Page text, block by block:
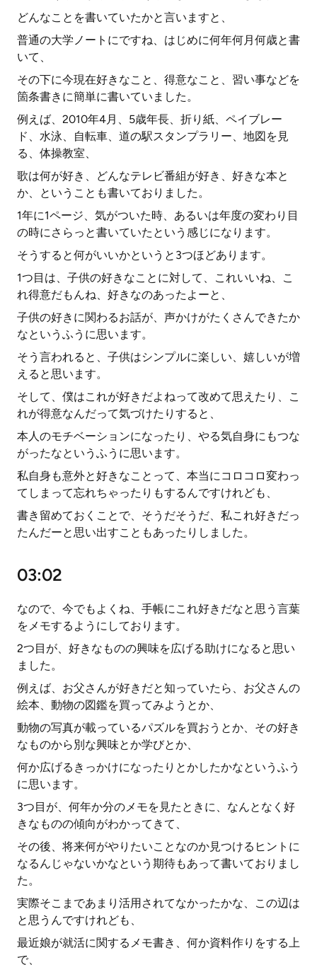
どんなことを書いていたかと言いますと、
普通の大学ノートにですね、はじめに何年何月何歳と書
いて、
その下に今現在好きなこと、得意なこと、習い事などを
箇条書きに簡単に書いていました。
例えば、2010年4月、5歳年長、折り紙、ペイブレー
ド、水泳、自転車、道の駅スタンプラリー、地図を見
る、体操教室、
歌は何が好き、どんなテレビ番組が好き、好きな本と
か、ということも書いておりました。
1年に1ページ、気がついた時、あるいは年度の変わり目
の時にさらっと書いていたという感じになります。
そうすると何がいいかというと3つほどあります。
1つ目は、子供の好きなことに対して、これいいね、こ
れ得意だもんね、好きなのあったよーと、
子供の好きに関わるお話が、声かけがたくさんできたか
なというふうに思います。
そう言われると、子供はシンプルに楽しい、嬉しいが増
えると思います。
そして、僕はこれが好きだよねって改めて思えたり、こ
れが得意なんだって気づけたりすると、
本人のモチベーションになったり、やる気自身にもつな
がったなというふうに思います。
私自身も意外と好きなことって、本当にコロコロ変わっ
てしまって忘れちゃったりもするんですけれども、
書き留めておくことで、そうだそうだ、私これ好きだっ
たんだーと思い出すこともあったりしました。
03:02
なので、今でもよくね、手帳にこれ好きだなと思う言葉
をメモするようにしております。
2つ目が、好きなものの興味を広げる助けになると思い
ました。
例えば、お父さんが好きだと知っていたら、お父さんの
絵本、動物の図鑑を買ってみようとか、
動物の写真が載っているパズルを買おうとか、その好き
なものから別な興味とか学びとか、
何か広げるきっかけになったりとかしたかなというふう
に思います。
3つ目が、何年か分のメモを見たときに、なんとなく好
きなものの傾向がわかってきて、
その後、将来何がやりたいことなのか見つけるヒントに
なるんじゃないかなという期待もあって書いておりまし
た。
実際そこまであまり活用されてなかったかな、この辺は
と思うんですけれども、
最近娘が就活に関するメモ書き、何か資料作りをする上
で、